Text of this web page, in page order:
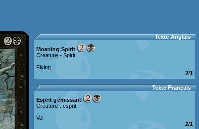
Texte Anglais
Moaning Spirit
Creature - Spirit
Flying.
2/1
Texte Français
Esprit gémissant
Créature : esprit
Vol.
2/1